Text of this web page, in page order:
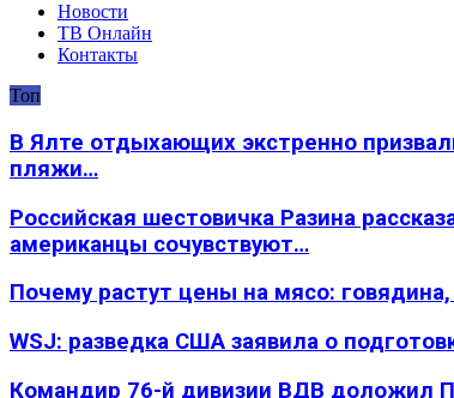
Новости
ТВ Онлайн
Контакты
Топ
В Ялте отдыхающих экстренно
пляжи…
Российская шестовичка Разина
американцы сочувствуют…
Почему растут цены на мясо:
WSJ: разведка США заявила о
Командир 76-й дивизии ВДВ доложил